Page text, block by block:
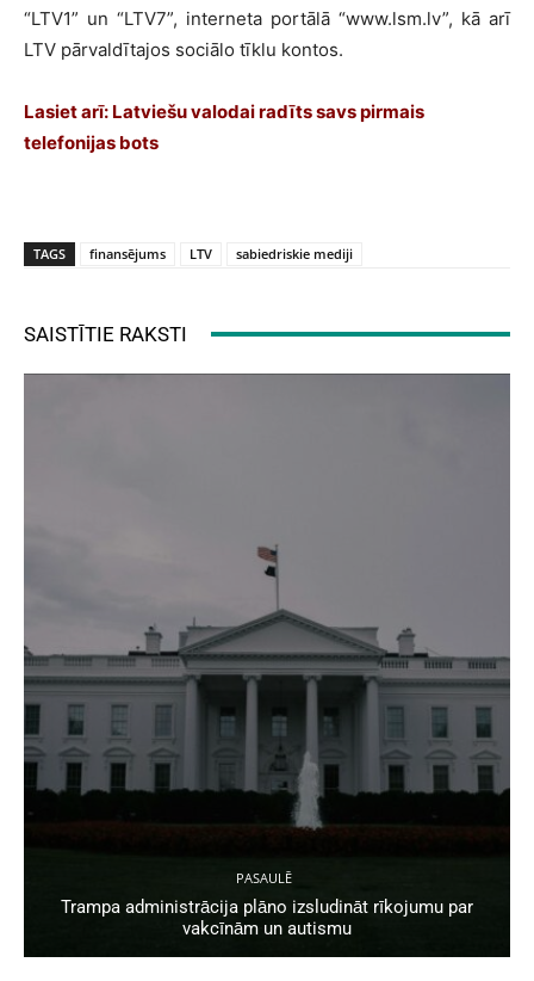
“LTV1” un “LTV7”, interneta portālā “www.lsm.lv”, kā arī
LTV pārvaldītajos sociālo tīklu kontos.
Lasiet arī: Latviešu valodai radīts savs pirmais
telefonijas bots
TAGS finansējums LTV sabiedriskie mediji
SAISTĪTIE RAKSTI
PASAULĒ
Trampa administrācija plāno izsludināt rīkojumu par
vakcīnām un autismu